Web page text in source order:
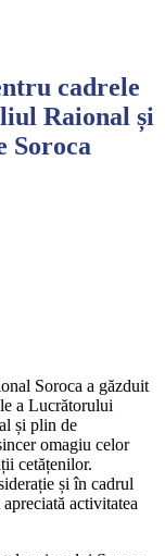
cadrele
Raional și
Soroca
Soroca a găzduit
a Lucrătorului
și plin de
omagiu celor
cetățenilor.
și în cadrul
activitatea